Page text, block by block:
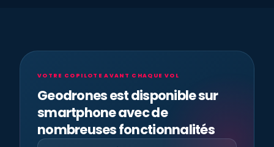
VOTRE COPILOTE AVANT CHAQUE VOL
Geodrones est disponible sur
smartphone avec de
nombreuses fonctionnalités